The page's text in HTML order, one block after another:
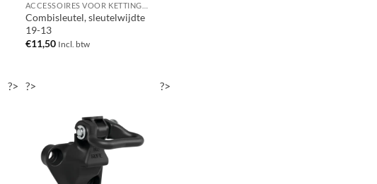
Combisleutel, sleutelwijdte
19-13
€11,50 Incl. btw
?> ?> ?>